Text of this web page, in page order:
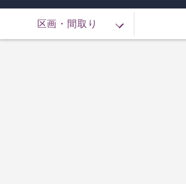
区画・間取り